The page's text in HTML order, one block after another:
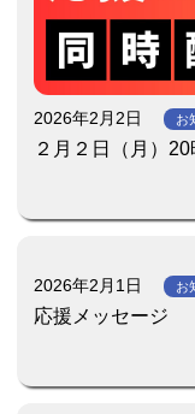
2026年2月2日 お
２月２日（月）
2026年2月1日 お
応援メッセージ